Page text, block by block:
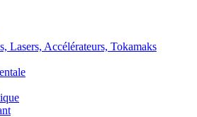
Accélérateurs, Tokamaks